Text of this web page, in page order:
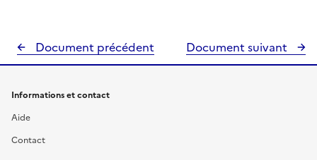
Document précédent Document suivant
Informations et contact
Aide
Contact